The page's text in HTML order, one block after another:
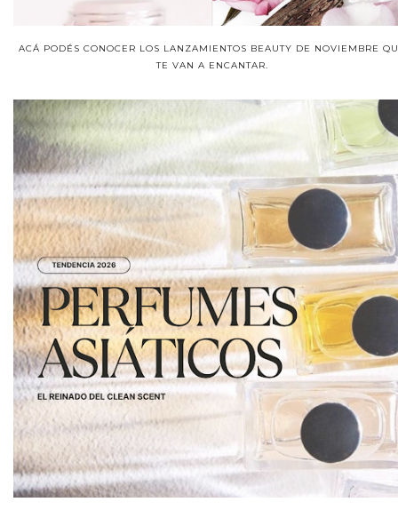
ACÁ PODÉS CONOCER LOS LANZAMIENTOS BEAUTY DE NOVIEMBRE
TE VAN A ENCANTAR.